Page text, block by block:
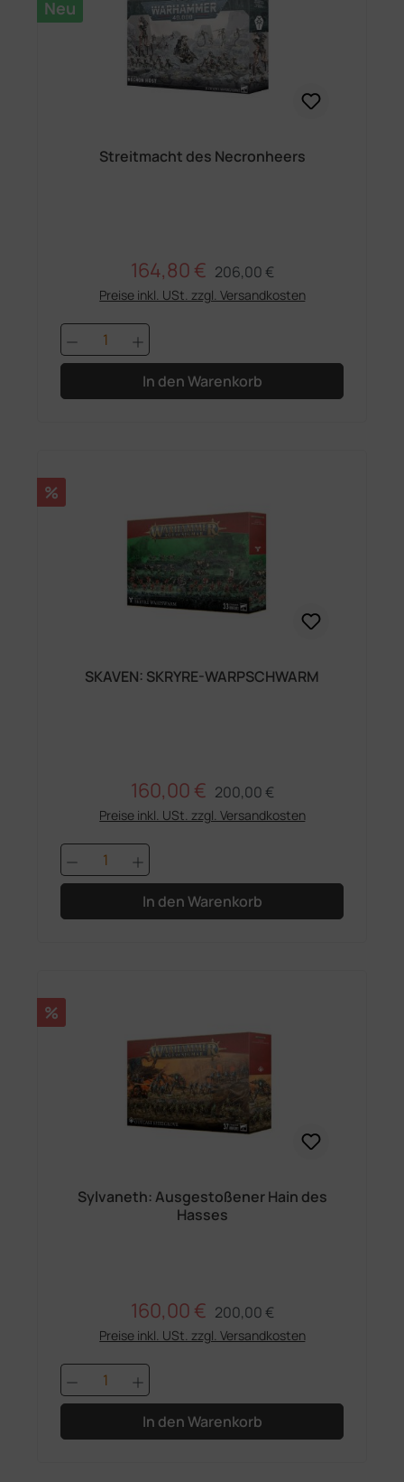
Neu
Streitmacht des Necronheers
Verkaufspreis:
164,80 € Regulärer Preis:
206,00 €
Preise inkl. USt. zzgl. Versandkosten
Produkt Anzahl: Gib den
In den Warenkorb
Rabatt
%
SKAVEN: SKRYRE-WARPSCHWARM
Verkaufspreis:
160,00 € Regulärer Preis:
200,00 €
Preise inkl. USt. zzgl. Versandkosten
Produkt Anzahl: Gib den
In den Warenkorb
Rabatt
%
Sylvaneth: Ausgestoßener Hain des
Hasses
Verkaufspreis:
160,00 € Regulärer Preis:
200,00 €
Preise inkl. USt. zzgl. Versandkosten
Produkt Anzahl: Gib den
In den Warenkorb